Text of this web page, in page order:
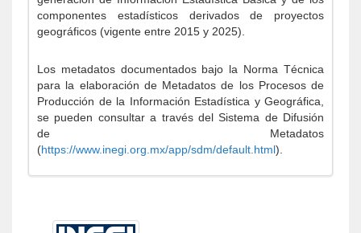
componentes estadísticos derivados de proyectos
geográficos (vigente entre 2015 y 2025).
Los metadatos documentados bajo la Norma Técnica
para la elaboración de Metadatos de los Procesos de
Producción de la Información Estadística y Geográfica,
se pueden consultar a través del Sistema de Difusión
de Metadatos
(https://www.inegi.org.mx/app/sdm/default.html).